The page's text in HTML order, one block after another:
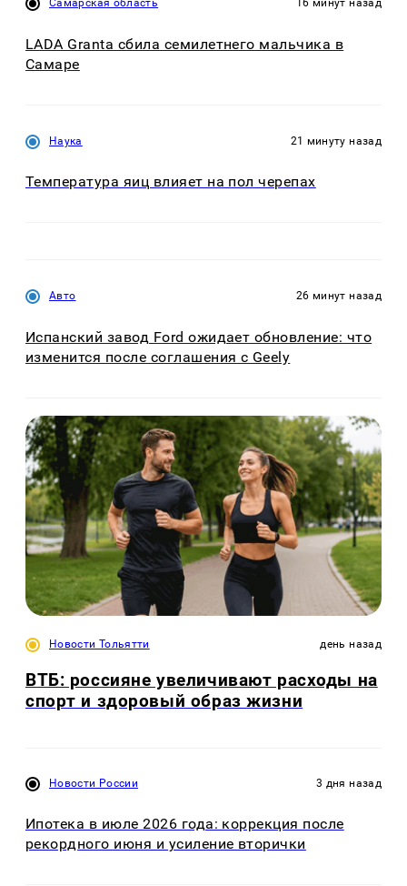
Самарская область 16 минут назад
LADA Granta сбила семилетнего мальчика в
Самаре
Наука 21 минуту назад
Температура яиц влияет на пол черепах
Авто 26 минут назад
Испанский завод Ford ожидает обновление: что
изменится после соглашения с Geely
Новости Тольятти день назад
ВТБ: россияне увеличивают расходы на
спорт и здоровый образ жизни
Новости России 3 дня назад
Ипотека в июле 2026 года: коррекция после
рекордного июня и усиление вторички